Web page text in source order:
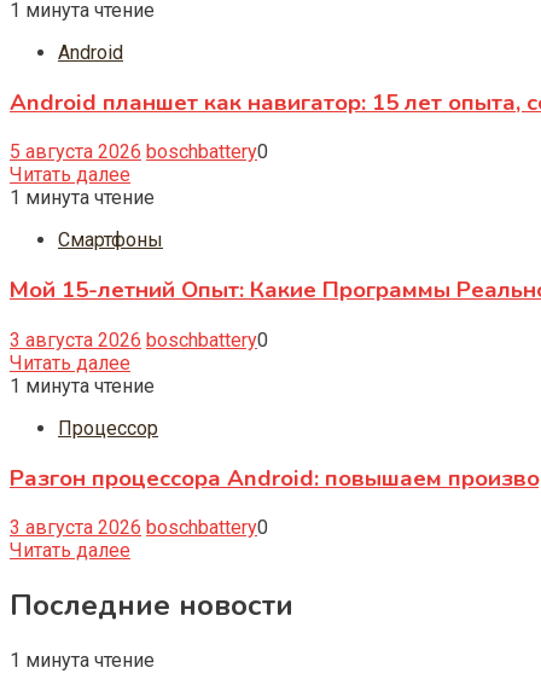
1 минута чтение
Android
Android планшет как навигатор: 15 лет опыта,
5 августа 2026 boschbattery0
Читать далее
1 минута чтение
Смартфоны
Мой 15-летний Опыт: Какие Программы
3 августа 2026 boschbattery0
Читать далее
1 минута чтение
Процессор
Разгон процессора Android: повышаем
3 августа 2026 boschbattery0
Читать далее
Последние новости
1 минута чтение